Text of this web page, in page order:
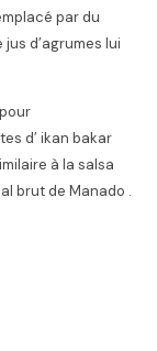
par du
d’agrumes lui
d’ ikan bakar
à la salsa
brut de Manado .